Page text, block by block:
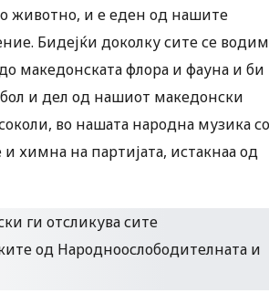
животно, и е еден од нашите
Бидејќи доколку сите се
македонската флора и фауна и би
и дел од нашиот македонски
во нашата народна музика со
химна на партијата, истакнаа од